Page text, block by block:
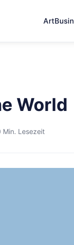
Art
World
Min. Lesezeit